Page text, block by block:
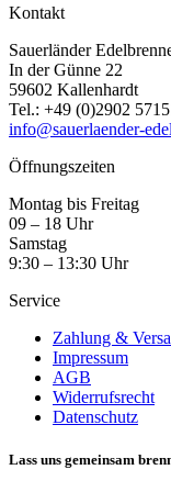
Kontakt
Sauerländer
In der Günne 22
59602 Kallenhardt
Tel.: +49 (0)2902
info@sauerlaender-
Öffnungszeiten
Montag bis Freitag
09 – 18 Uhr
Samstag
9:30 – 13:30 Uhr
Service
Zahlung &
Impressum
AGB
Widerrufsrecht
Datenschutz
Lass uns gemeinsam